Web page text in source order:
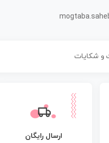
و شکایات
ارسال رایگان